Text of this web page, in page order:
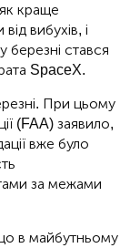
краще
вибухів, і
березні стався
SpaceX.
При цьому
(FAA) заявило,
вже було
за межами
в майбутньому